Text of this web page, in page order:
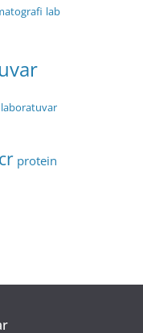
lab
laboratuvar
protein